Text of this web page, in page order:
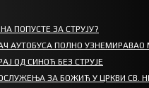
ПОПУСТЕ ЗА СТРУЈУ?
АУТОБУСА ПОЛНО УЗНЕМИРАВАО
ОД СИНОЋ БЕЗ СТРУЈЕ
ЗА БОЖИЋ У ЦРКВИ СВ.